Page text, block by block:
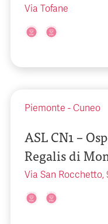
Via Tofane
Piemonte - Cuneo
ASL CN1 –
Regalis di
Via San Rocchetto,